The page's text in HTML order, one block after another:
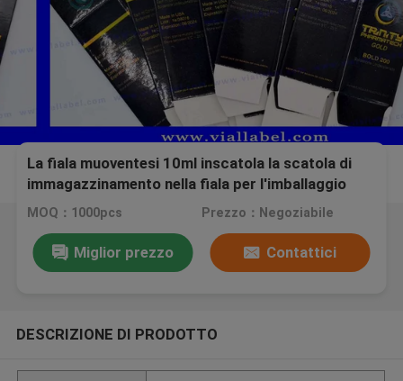
La fiala muoventesi 10ml inscatola la scatola di
immagazzinamento nella fiala per l'imballaggio
delle bottiglie di vetro
MOQ：1000pcs Prezzo：Negoziabile
Miglior prezzo Contattici
DESCRIZIONE DI PRODOTTO